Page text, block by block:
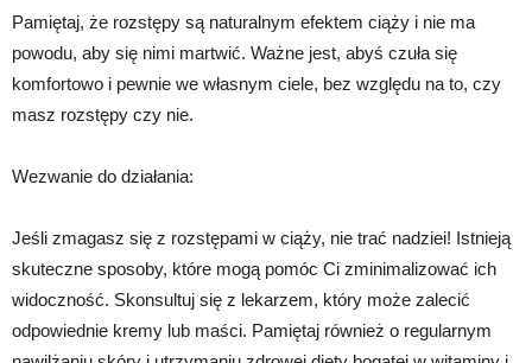
Pamiętaj, że rozstępy są naturalnym efektem ciąży i nie ma
powodu, aby się nimi martwić. Ważne jest, abyś czuła się
komfortowo i pewnie we własnym ciele, bez względu na to, czy
masz rozstępy czy nie.
Wezwanie do działania:
Jeśli zmagasz się z rozstępami w ciąży, nie trać nadziei! Istnieją
skuteczne sposoby, które mogą pomóc Ci zminimalizować ich
widoczność. Skonsultuj się z lekarzem, który może zalecić
odpowiednie kremy lub maści. Pamiętaj również o regularnym